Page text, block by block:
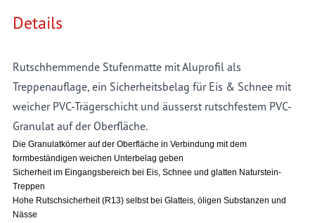
Details
Rutschhemmende Stufenmatte mit Aluprofil als
Treppenauflage, ein Sicherheitsbelag für Eis & Schnee mit
weicher PVC-Trägerschicht und äusserst rutschfestem PVC-
Granulat auf der Oberfläche.
Die Granulatkörner auf der Oberfläche in Verbindung mit dem
formbeständigen weichen Unterbelag geben
Sicherheit im Eingangsbereich bei Eis, Schnee und glatten Naturstein-
Treppen
Hohe Rutschsicherheit (R13) selbst bei Glatteis, öligen Substanzen und
Nässe